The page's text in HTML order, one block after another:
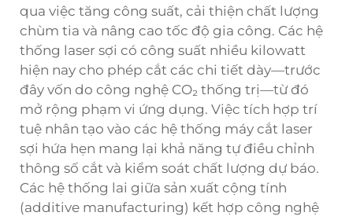
qua việc tăng công suất, cải thiện chất lượng
chùm tia và nâng cao tốc độ gia công. Các hệ
thống laser sợi có công suất nhiều kilowatt
hiện nay cho phép cắt các chi tiết dày—trước
đây vốn do công nghệ CO₂ thống trị—từ đó
mở rộng phạm vi ứng dụng. Việc tích hợp trí
tuệ nhân tạo vào các hệ thống máy cắt laser
sợi hứa hẹn mang lại khả năng tự điều chỉnh
thông số cắt và kiểm soát chất lượng dự báo.
Các hệ thống lai giữa sản xuất cộng tính
(additive manufacturing) kết hợp công nghệ